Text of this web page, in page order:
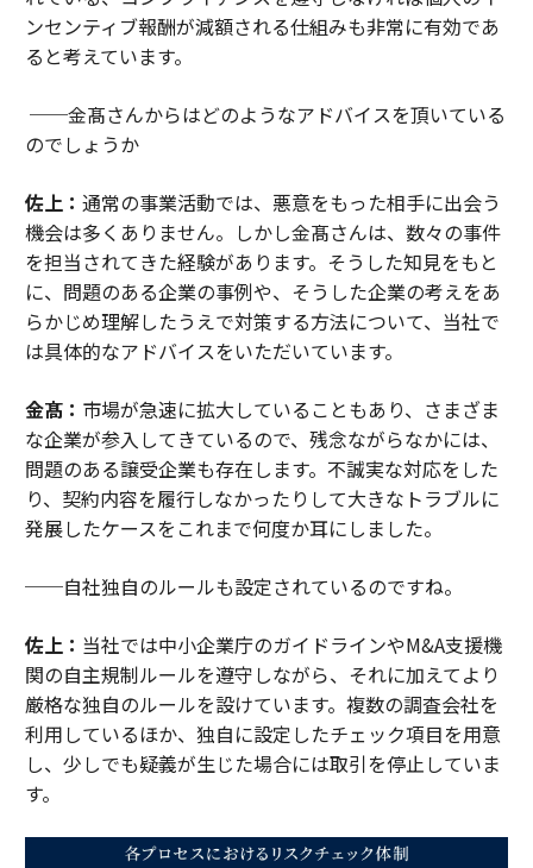
ンセンティブ報酬が減額される仕組みも非常に有効であ
ると考えています。
──金髙さんからはどのようなアドバイスを頂いている
のでしょうか
佐上： 通常の事業活動では、悪意をもった相手に出会う
機会は多くありません。しかし金髙さんは、数々の事件
を担当されてきた経験があります。そうした知見をもと
に、問題のある企業の事例や、そうした企業の考えをあ
らかじめ理解したうえで対策する方法について、当社で
は具体的なアドバイスをいただいています。
金髙： 市場が急速に拡大していることもあり、さまざま
な企業が参入してきているので、残念ながらなかには、
問題のある譲受企業も存在します。不誠実な対応をした
り、契約内容を履行しなかったりして大きなトラブルに
発展したケースをこれまで何度か耳にしました。
──自社独自のルールも設定されているのですね。
佐上： 当社では中小企業庁のガイドラインやM&A支援機
関の自主規制ルールを遵守しながら、それに加えてより
厳格な独自のルールを設けています。複数の調査会社を
利用しているほか、独自に設定したチェック項目を用意
し、少しでも疑義が生じた場合には取引を停止していま
す。